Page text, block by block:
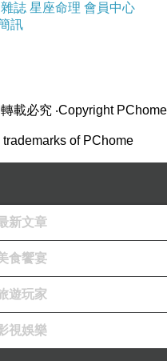
雜誌 星座命理 會員中心
訊
載必究 ‧Copyright PChome
of PChome
新文章
食饗宴
遊玩家
視娛樂